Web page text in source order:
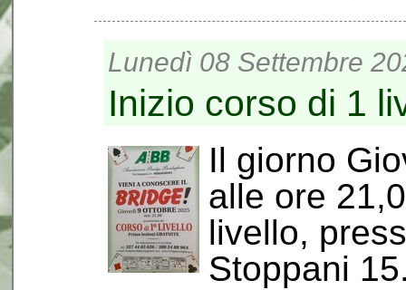
Lunedì 08 Settembre
Inizio corso di 1
Il giorno
alle ore
livello,
Stoppani